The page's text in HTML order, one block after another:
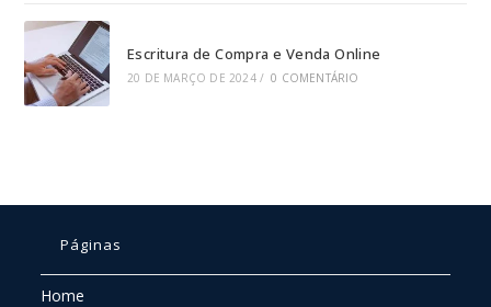
Escritura de Compra e Venda Online
20 DE MARÇO DE 2024 / 0 COMENTÁRIO
Páginas
Home